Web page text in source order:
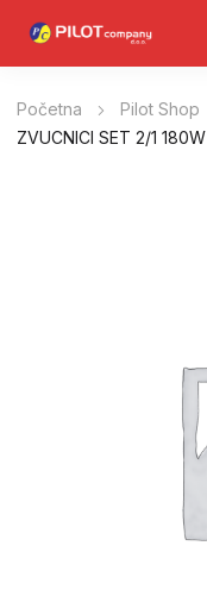
Početna Pilot Shop
ZVUCNICI SET 2/1 180W